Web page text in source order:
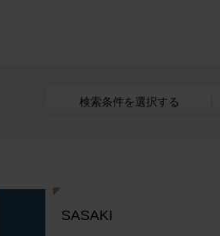
検索条件を選択する
SASAKI